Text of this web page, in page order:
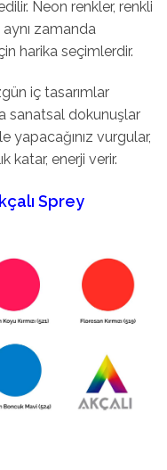
Neon renkler, renkli
aynı zamanda
harika seçimlerdir.
iç tasarımlar
sanatsal dokunuşlar
yapacağınız vurgular,
katar, enerji verir.
Sprey